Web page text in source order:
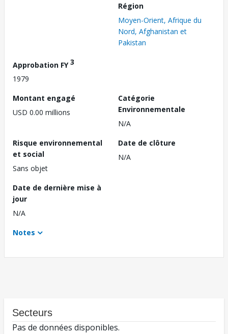
Région
Moyen-Orient, Afrique du
Nord, Afghanistan et
Pakistan
Approbation FY3
1979
Montant engagé
USD 0.00 millions
Catégorie
Environnementale
N/A
Risque environnemental
et social
Sans objet
Date de clôture
N/A
Date de dernière mise à
jour
N/A
Notes
Secteurs
Pas de données disponibles.